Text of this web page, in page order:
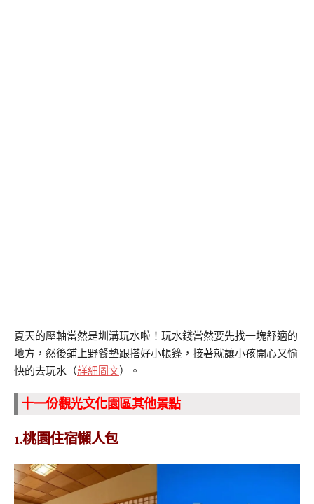
夏天的壓軸當然是圳溝玩水啦！玩水錢當然要先找一塊舒適的
地方，然後鋪上野餐墊跟搭好小帳篷，接著就讓小孩開心又愉
快的去玩水（詳細圖文）。
十一份觀光文化園區其他景點
1.桃園住宿懶人包